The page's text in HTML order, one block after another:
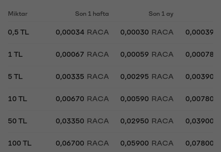
Miktar Son 1 hafta Son 1 ay
0,5 TL 0,00034 RACA 0,00030 RACA 0,00039
1 TL 0,00067 RACA 0,00059 RACA 0,00078
5 TL 0,00335 RACA 0,00295 RACA 0,00390
10 TL 0,00670 RACA 0,00590 RACA 0,00780
50 TL 0,03350 RACA 0,02950 RACA 0,03900
100 TL 0,06700 RACA 0,05900 RACA 0,07800